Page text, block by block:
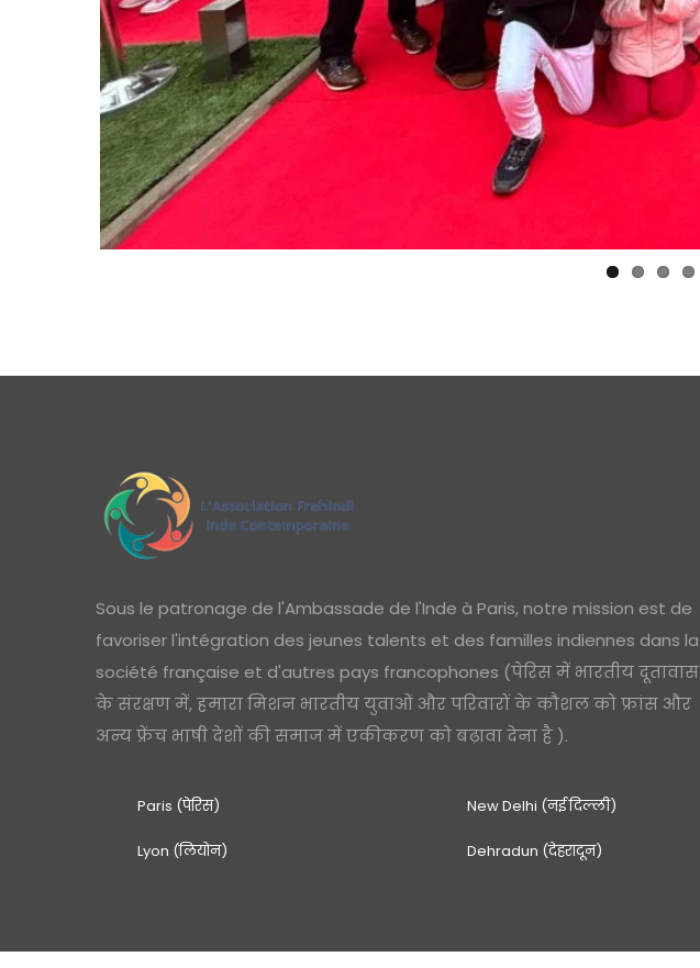
Sous le patronage de l'Ambassade de l'Inde à Paris, notre mission est de
favoriser l'intégration des jeunes talents et des familles indiennes dans la
société française et d'autres pays francophones (पेरिस में भारतीय दूतावास
के संरक्षण में, हमारा मिशन भारतीय युवाओं और परिवारों के कौशल को फ्रांस और
अन्य फ्रेंच भाषी देशों की समाज में एकीकरण को बढ़ावा देना है ).
Paris (पेरिस)
Lyon (लियोन)
New Delhi (नई दिल्ली)
Dehradun (देहरादून)